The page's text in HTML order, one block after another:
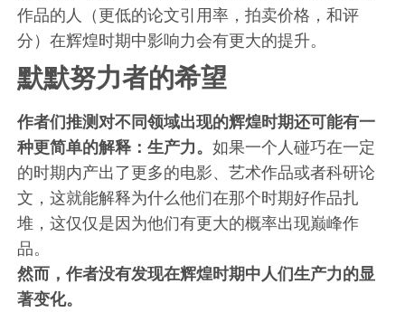
作品的人（更低的论文引用率，拍卖价格，和评
分）在辉煌时期中影响力会有更大的提升。
默默努力者的希望
作者们推测对不同领域出现的辉煌时期还可能有一
种更简单的解释：生产力。如果一个人碰巧在一定
的时期内产出了更多的电影、艺术作品或者科研论
文，这就能解释为什么他们在那个时期好作品扎
堆，这仅仅是因为他们有更大的概率出现巅峰作
品。
然而，作者没有发现在辉煌时期中人们生产力的显
著变化。